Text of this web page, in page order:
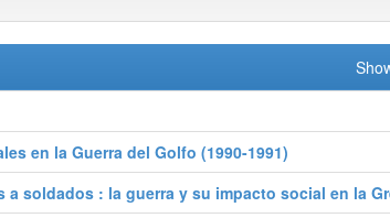
en la Guerra del Golfo (1990-1991)
a soldados : la guerra y su impacto social en la